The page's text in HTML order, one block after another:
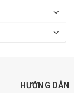
HƯỚNG DẪN